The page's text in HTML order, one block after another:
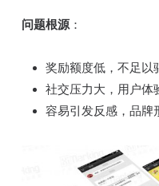
问题根源：
奖励额度低，不足以
社交压力大，用户体
容易引发反感，品牌